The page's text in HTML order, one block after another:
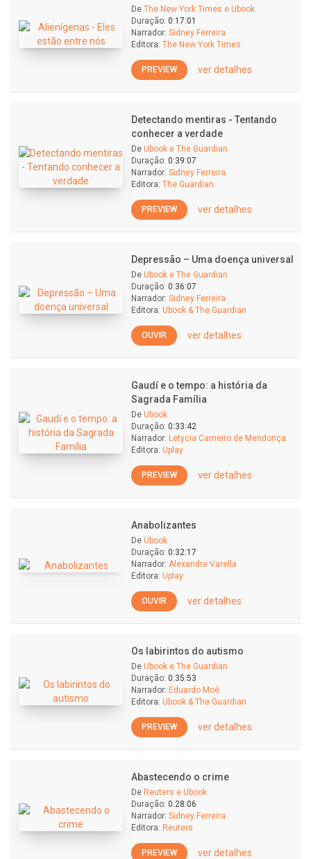
De The New York Times e Ubook
Duração: 0:17:01
Narrador: Sidney Ferreira
Editora: The New York Times
PREVIEW ver detalhes
Detectando mentiras - Tentando
conhecer a verdade
De Ubook e The Guardian
Duração: 0:39:07
Narrador: Sidney Ferreira
Editora: The Guardian
PREVIEW ver detalhes
Depressão – Uma doença universal
De Ubook e The Guardian
Duração: 0:36:07
Narrador: Sidney Ferreira
Editora: Ubook & The Guardian
OUVIR ver detalhes
Gaudí e o tempo: a história da
Sagrada Família
De Ubook
Duração: 0:33:42
Narrador: Letycia Carneiro de Mendonça
Editora: Uplay
PREVIEW ver detalhes
Anabolizantes
De Ubook
Duração: 0:32:17
Narrador: Alexandre Varella
Editora: Uplay
OUVIR ver detalhes
Os labirintos do autismo
De Ubook e The Guardian
Duração: 0:35:53
Narrador: Eduardo Moé
Editora: Ubook & The Guardian
PREVIEW ver detalhes
Abastecendo o crime
De Reuters e Ubook
Duração: 0:28:06
Narrador: Sidney Ferreira
Editora: Reuters
PREVIEW ver detalhes